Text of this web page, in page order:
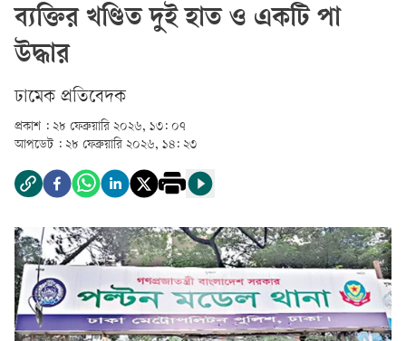
ব্যক্তির খণ্ডিত দুই হাত ও একটি পা
উদ্ধার
ঢামেক প্রতিবেদক
প্রকাশ : ২৮ ফেব্রুয়ারি ২০২৬, ১৩: ০৭
আপডেট : ২৮ ফেব্রুয়ারি ২০২৬, ১৪: ২৩